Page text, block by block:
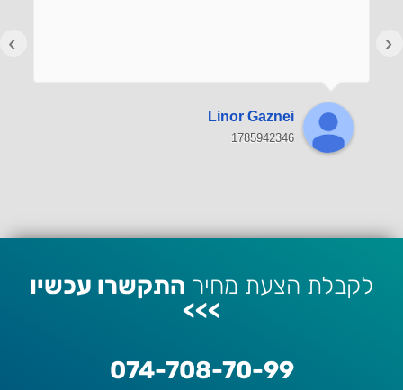
Linor Gaznei
1785942346
‹
›
לקבלת הצעת מחיר התקשרו עכשיו
>>>
074-708-70-99